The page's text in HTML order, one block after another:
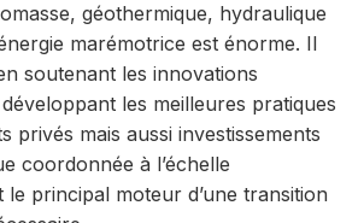
géothermique, hydraulique
marémotrice est énorme. Il
soutenant les innovations
les meilleures pratiques
privés mais aussi investissements
coordonnée à l’échelle
principal moteur d’une transition